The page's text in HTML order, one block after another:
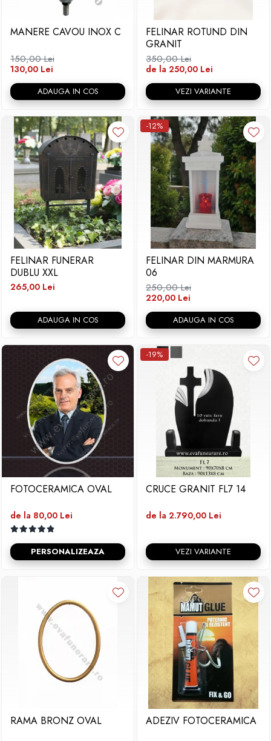
Placa memoriala
Placute ABS personalizate
marmura
MANERE CAVOU INOX C
150,00 Lei
130,00 Lei
ADAUGA IN COS
FELINAR ROTUND DIN
GRANIT
350,00 Lei
de la 250,00 Lei
VEZI VARIANTE
FELINAR FUNERAR
DUBLU XXL
265,00 Lei
ADAUGA IN COS
-12%
FELINAR DIN MARMURA
06
250,00 Lei
220,00 Lei
ADAUGA IN COS
FOTOCERAMICA OVAL
de la 80,00 Lei
PERSONALIZEAZA
-19%
CRUCE GRANIT FL7 14
de la 2.790,00 Lei
VEZI VARIANTE
RAMA BRONZ OVAL ADEZIV FOTOCERAMICA